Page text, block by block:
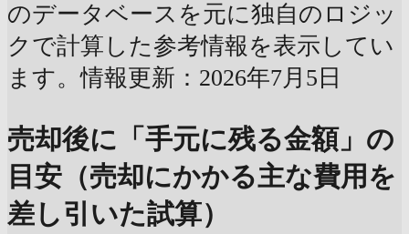
のデータベースを元に独自のロジッ
クで計算した参考情報を表示してい
ます。情報更新：2026年7月5日
売却後に「手元に残る金額」の
目安（売却にかかる主な費用を
差し引いた試算）